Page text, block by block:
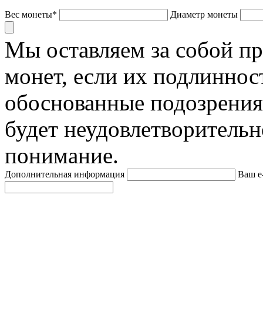
Вес монеты* Диаметр монеты
Мы оставляем за собой
монет, если их
обоснованные
будет
понимание.
Дополнительная информация Ваш